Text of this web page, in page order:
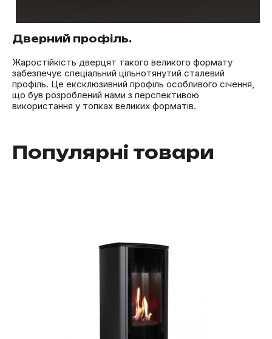
Дверний профіль.
Жаростійкість дверцят такого великого формату
забезпечує спеціальний цільнотянутий сталевий
профіль. Це ексклюзивний профіль особливого січення,
що був розроблений нами з перспективою
використання у топках великих форматів.
Популярні товари